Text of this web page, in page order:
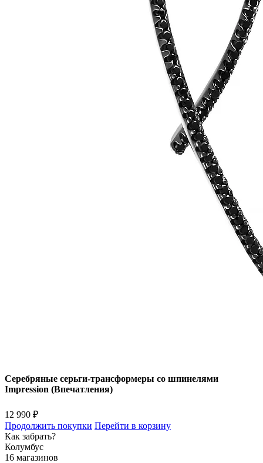
Серебряные серьги-трансформеры со шпинелями
Impression (Впечатления)
12 990 ₽
Продолжить покупки Перейти в корзину
Как забрать?
Колумбус
16 магазинов